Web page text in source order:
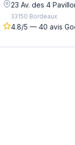
23 Av. des 4
33150 Bordeaux
4.8/5 — 40 avis